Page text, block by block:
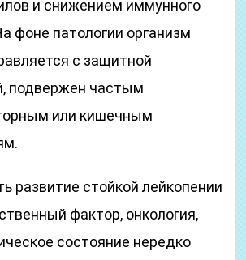
и снижением иммунного
фоне патологии организм
с защитной
подвержен частым
или кишечным
развитие стойкой лейкопении
фактор, онкология,
состояние нередко